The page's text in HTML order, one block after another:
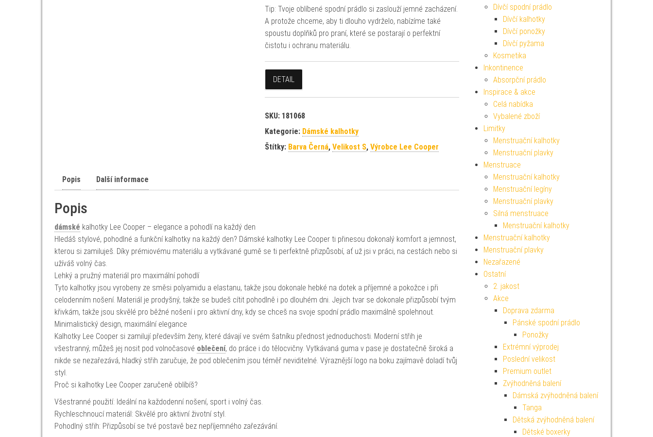
Tip: Tvoje oblíbené spodní prádlo si zaslouží jemné zacházení.
A protože chceme, aby ti dlouho vydrželo, nabízíme také
spoustu doplňků pro praní, které se postarají o perfektní
čistotu i ochranu materiálu.
DETAIL
SKU: 181068
Kategorie: Dámské kalhotky
Štítky: Barva Černá, Velikost S, Výrobce Lee Cooper
Popis Další informace
Popis
dámské kalhotky Lee Cooper – elegance a pohodlí na každý den
Hledáš stylové, pohodlné a funkční kalhotky na každý den? Dámské kalhotky Lee Cooper ti přinesou dokonalý komfort a jemnost,
kterou si zamiluješ. Díky prémiovému materiálu a vytkávané gumě se ti perfektně přizpůsobí, ať už jsi v práci, na cestách nebo si
užíváš volný čas.
Lehký a pružný materiál pro maximální pohodlí
Tyto kalhotky jsou vyrobeny ze směsi polyamidu a elastanu, takže jsou dokonale hebké na dotek a příjemné a pokožce i při
celodenním nošení. Materiál je prodyšný, takže se budeš cítit pohodlně i po dlouhém dni. Jejich tvar se dokonale přizpůsobí tvým
křivkám, takže jsou skvělé pro běžné nošení i pro aktivní dny, kdy se chceš na svoje spodní prádlo maximálně spolehnout.
Minimalistický design, maximální elegance
Kalhotky Lee Cooper si zamilují především ženy, které dávají ve svém šatníku přednost jednoduchosti. Moderní střih je
všestranný, můžeš jej nosit pod volnočasové oblečení, do práce i do tělocvičny. Vytkávaná guma v pase je dostatečně široká a
nikde se nezařezává, hladký střih zaručuje, že pod oblečením jsou téměř neviditelné. Výraznější logo na boku zajímavě doladí tvůj
styl.
Proč si kalhotky Lee Cooper zaručeně oblíbíš?
Všestranné použití: Ideální na každodenní nošení, sport i volný čas.
Rychleschnoucí materiál: Skvělé pro aktivní životní styl.
Pohodlný střih: Přizpůsobí se tvé postavě bez nepříjemného zařezávání.
Dívčí spodní prádlo
Dívčí kalhotky
Dívčí ponožky
Dívčí pyžama
Kosmetika
Inkontinence
Absorpční prádlo
Inspirace & akce
Celá nabídka
Vybalené zboží
Limitky
Menstruační kalhotky
Menstruační plavky
Menstruace
Menstruační kalhotky
Menstruační legíny
Menstruační plavky
Silná menstruace
Menstruační kalhotky
Menstruační kalhotky
Menstruační plavky
Nezařazené
Ostatní
2. jakost
Akce
Doprava zdarma
Pánské spodní prádlo
Ponožky
Extrémní výprodej
Poslední velikost
Premium outlet
Zvýhodněná balení
Dámská zvýhodněná balení
Tanga
Dětská zvýhodněná balení
Dětské boxerky